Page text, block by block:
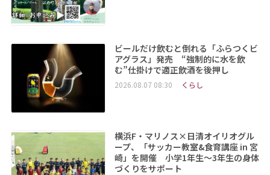
ビールだけ飲むと倒れる「ふらつくビ
アグラス」発売 “強制的に水を飲
む”仕掛けで適正飲酒を後押し
2026.08.07 08:30 くらし
横浜F・マリノス×日清オイリオグル
ープ、「サッカー教室&食育講座 in 宮
崎」を開催 小学1年生～3年生の身体
づくりをサポート